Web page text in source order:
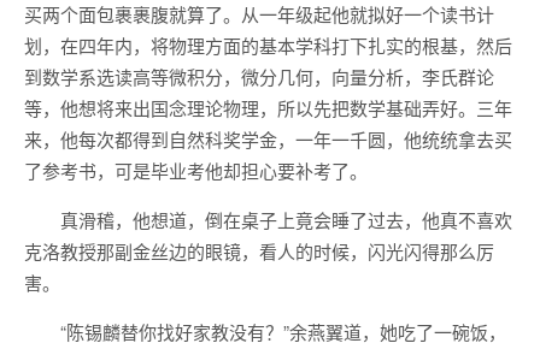
买两个面包裹裹腹就算了。从一年级起他就拟好一个读书计
划，在四年内，将物理方面的基本学科打下扎实的根基，然后
到数学系选读高等微积分，微分几何，向量分析，李氏群论
等，他想将来出国念理论物理，所以先把数学基础弄好。三年
来，他每次都得到自然科奖学金，一年一千圆，他统统拿去买
了参考书，可是毕业考他却担心要补考了。
真滑稽，他想道，倒在桌子上竟会睡了过去，他真不喜欢
克洛教授那副金丝边的眼镜，看人的时候，闪光闪得那么厉
害。
“陈锡麟替你找好家教没有？”余燕翼道，她吃了一碗饭，